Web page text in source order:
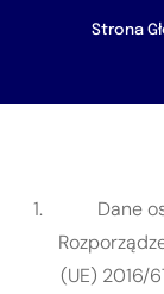
Strona
Dane
(UE) 2016/